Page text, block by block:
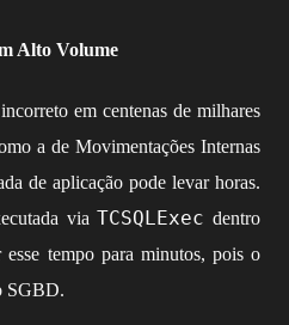
Alto Volume
em centenas de milhares
a de Movimentações Internas
de aplicação pode levar horas.
viaTCSQLExec dentro
tempo para minutos, pois o
SGBD.